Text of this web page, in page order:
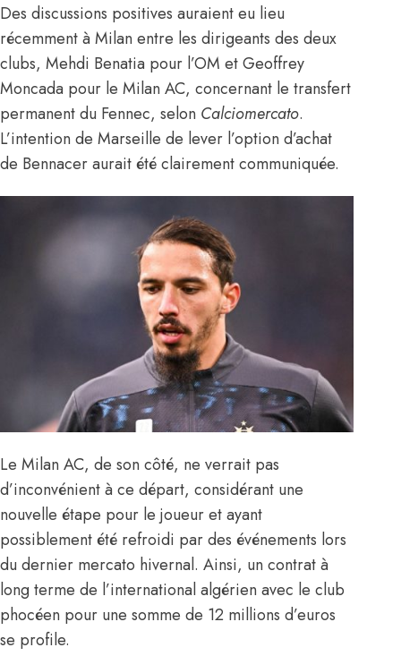
Des discussions positives auraient eu lieu
récemment à Milan entre les dirigeants des deux
clubs, Mehdi Benatia pour l’OM et Geoffrey
Moncada pour le Milan AC, concernant le transfert
permanent du Fennec, selon Calciomercato.
L’intention de Marseille de lever l’option d’achat
de Bennacer aurait été clairement communiquée.
Le Milan AC, de son côté, ne verrait pas
d’inconvénient à ce départ, considérant une
nouvelle étape pour le joueur et ayant
possiblement été refroidi par des événements lors
du dernier mercato hivernal. Ainsi, un contrat à
long terme de l’international algérien avec le club
phocéen pour une somme de 12 millions d’euros
se profile.